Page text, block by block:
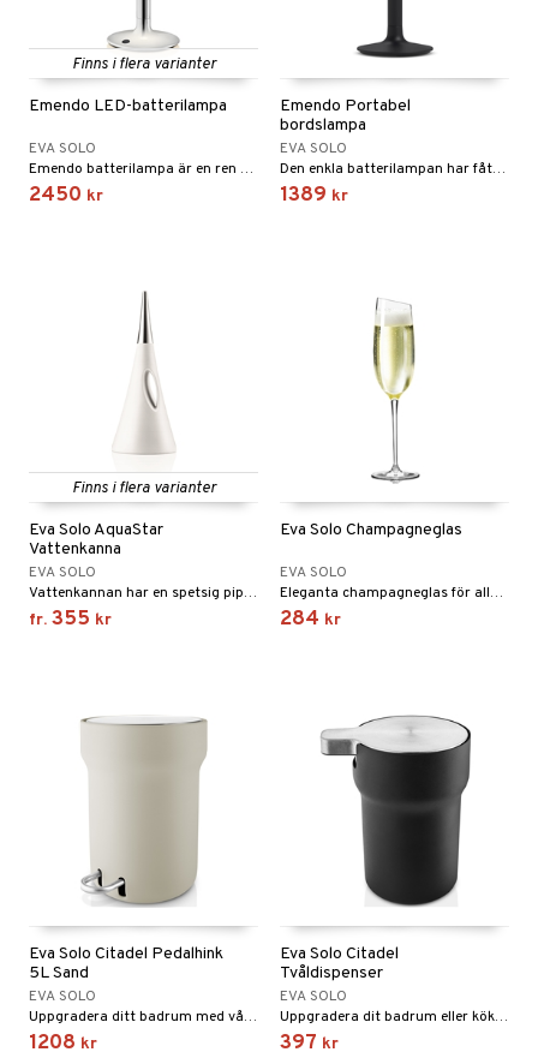
Finns i flera varianter
Emendo LED-batterilampa
EVA SOLO
Emendo batterilampa är en ren och kompromisslös kombination av design och funktionalitet. Allt överflödigt har skalats bort för att skapa en lampa som är vacker i sin enkelhet, smidig att använda och försedd med energibesparande LED-teknologi.
2450 kr
Emendo Portabel
bordslampa
EVA SOLO
Den enkla batterilampan har fått sitt namn efter designprocessen. Emendo betyder nämligen att förbättra.
1389 kr
Finns i flera varianter
Eva Solo AquaStar
Vattenkanna
EVA SOLO
Vattenkannan har en spetsig pip, som ger en jämn och fin stråle.
fr. 355 kr
Eva Solo Champagneglas
EVA SOLO
Eleganta champagneglas för alla slags bubblor.
284 kr
Eva Solo Citadel Pedalhink
5L Sand
EVA SOLO
Uppgradera ditt badrum med vår stilrena och funktionella Citadel pedalhink. Hinken har en fotpedal så att du slipper använda händerna och undviker kontakt med bakterier och smuts. Soft-Close locket stängs automatiskt och rör sig mjukt och tyst.
1208 kr
Eva Solo Citadel
Tvåldispenser
EVA SOLO
Uppgradera dit badrum eller kök med vår stilrena och funktionella Citadel tvåldispenser. Med ett enkelt tryck levererar pumpen en perfekt mängd tvål eller handgel. Dispenserns smarta design gör det möjligt att hantera den med en hand.
397 kr